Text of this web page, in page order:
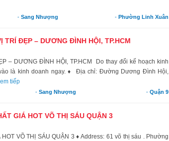
- Sang Nhượng - Phường Linh Xuân
ĐẸP – DƯƠNG ĐÌNH HỘI, TP.HCM
– DƯƠNG ĐÌNH HỘI, TP.HCM Do thay đổi kế hoạch kinh
là kinh doanh ngay. ♦ Địa chỉ: Đường Dương Đình Hội,
tiếp
- Sang Nhượng - Quận 9
GIÁ HOT VÕ THỊ SÁU QUẬN 3
VÕ THỊ SÁU QUẬN 3 ♦ Address: 61 võ thị sáu . Phường